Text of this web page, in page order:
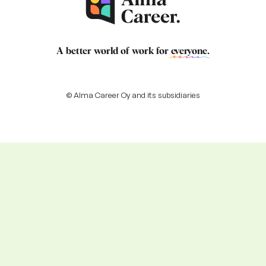
A better world of work for everyone.
© Alma Career Oy and its subsidiaries